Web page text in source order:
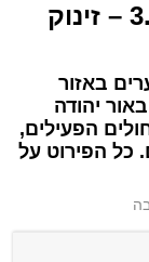
נתוני הקורונה בבקעת אונו 3.1 – זינוק
באזור
יהודה
הפעילים,
כל הפירוט על